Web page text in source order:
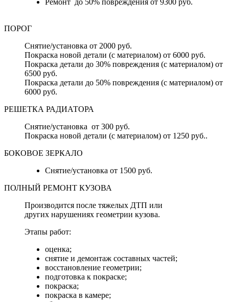
ПОРОГ
Снятие/установка от 2000 руб.
Покраска новой детали (с материалом) от 6000 руб.
Покраска детали до 30% повреждения (с материалом) от
6500 руб.
Покраска детали до 50% повреждения (с материалом) от
6000 руб.
РЕШЕТКА РАДИАТОРА
Снятие/установка от 300 руб.
Покраска новой детали (с материалом) от 1250 руб..
БОКОВОЕ ЗЕРКАЛО
Снятие/установка от 1500 руб.
ПОЛНЫЙ РЕМОНТ КУЗОВА
Производится после тяжелых ДТП или
других нарушениях геометрии кузова.
Этапы работ:
оценка;
снятие и демонтаж составных частей;
восстановление геометрии;
подготовка к покраске;
покраска;
покраска в камере;